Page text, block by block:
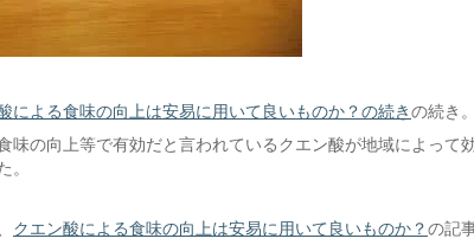
による食味の向上は安易に用いて良いものか？の続きの続き。
味の向上等で有効だと言われているクエン酸が地域によって
。
クエン酸による食味の向上は安易に用いて良いものか？の記